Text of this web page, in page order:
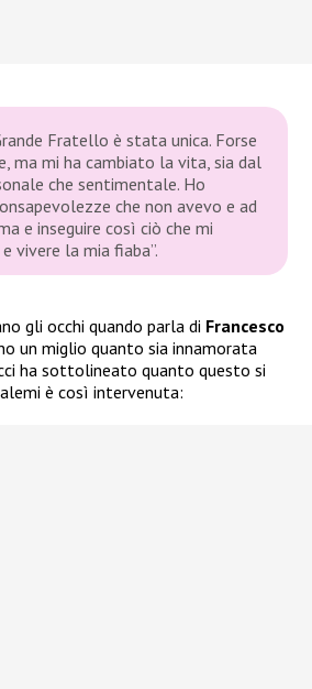
Fratello è stata unica. Forse
ma mi ha cambiato la vita, sia dal
che sentimentale. Ho
che non avevo e ad
e inseguire così ciò che mi
vivere la mia fiaba”.
gli occhi quando parla di Francesco
un miglio quanto sia innamorata
ha sottolineato quanto questo si
è così intervenuta: